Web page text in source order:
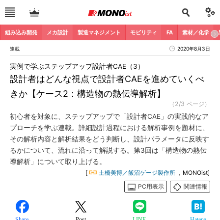
組み込み開発 メカ設計 製造マネジメント モビリティ FA 素材／化学
連載 2020年8月3日
設計者はどんな視点で設計者CAEを進めていくべ
きか【ケース2：構造物の熱伝導解析】
実例で学ぶステップアップ設計者CAE（3）
（2/3 ページ）
初心者を対象に、ステップアップで「設計者CAE」の実践的なア
プローチを学ぶ連載。詳細設計過程における解析事例を題材に、
その解析内容と解析結果をどう判断し、設計パラメータに反映す
るかについて、流れに沿って解説する。第3回は「構造物の熱伝
導解析」について取り上げる。
[ 土橋美博／飯沼ゲージ製作所 ，MONOist]
PC用表示
関連情報